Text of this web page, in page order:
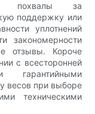
похвалы за
поддержку или
уплотнений
закономерности
отзывы. Короче
с всесторонней
гарантийными
весов при выборе
техническими